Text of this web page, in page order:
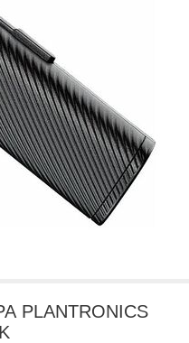
PLANTRONICS